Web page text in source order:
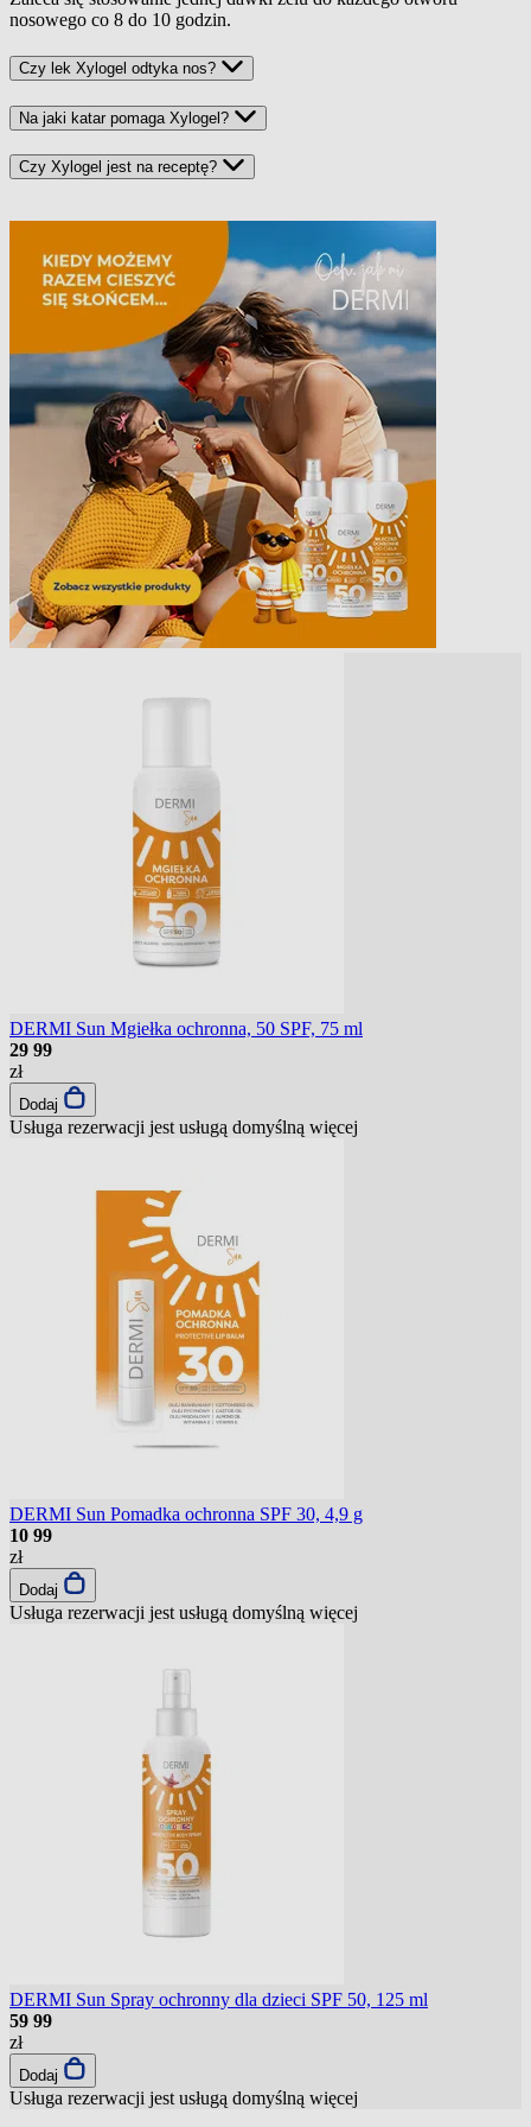
nosowego co 8 do 10 godzin.
Czy lek Xylogel odtyka nos?
Na jaki katar pomaga Xylogel?
Czy Xylogel jest na receptę?
DERMI Sun Mgiełka ochronna, 50 SPF, 75 ml
29 99
zł
Dodaj
Usługa rezerwacji jest usługą domyślną więcej
DERMI Sun Pomadka ochronna SPF 30, 4,9 g
10 99
zł
Dodaj
Usługa rezerwacji jest usługą domyślną więcej
DERMI Sun Spray ochronny dla dzieci SPF 50, 125 ml
59 99
zł
Dodaj
Usługa rezerwacji jest usługą domyślną więcej